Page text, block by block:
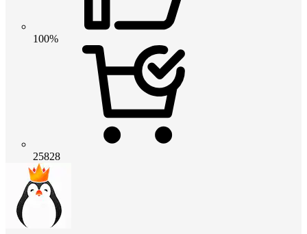
100%
25828